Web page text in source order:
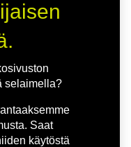
selaimella?
Saat
käytöstä